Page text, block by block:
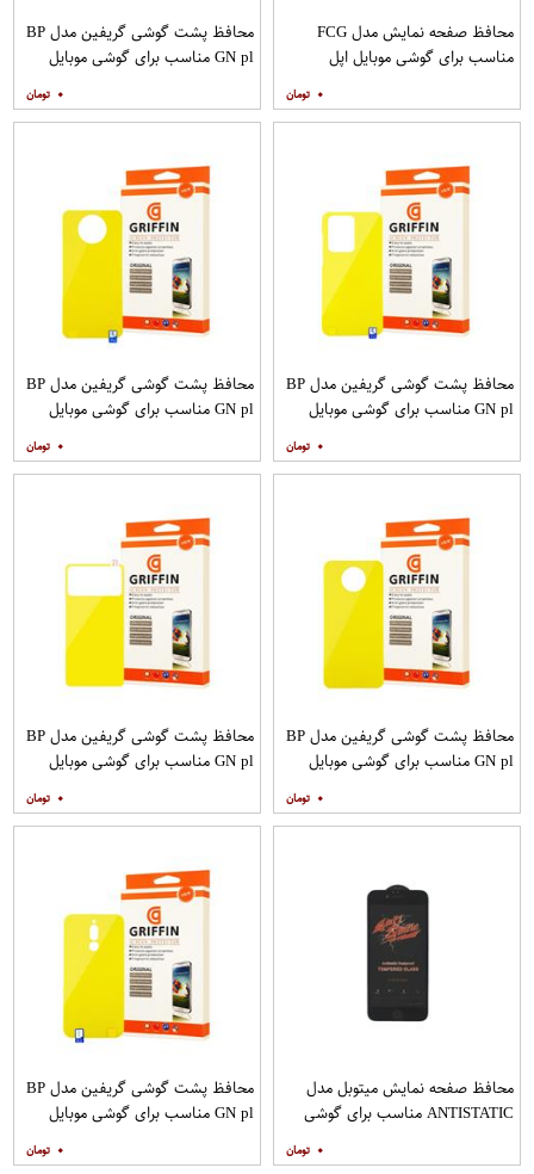
محافظ صفحه نمایش مدل FCG
مناسب برای گوشی موبایل اپل
۰
محافظ پشت گوشی گریفین مدل BP
GN pl مناسب برای گوشی موبایل
۰
محافظ پشت گوشی گریفین مدل BP
GN pl مناسب برای گوشی موبایل
۰
محافظ پشت گوشی گریفین مدل BP
GN pl مناسب برای گوشی موبایل
۰
محافظ پشت گوشی گریفین مدل BP
GN pl مناسب برای گوشی موبایل
۰
محافظ پشت گوشی گریفین مدل BP
GN pl مناسب برای گوشی موبایل
۰
محافظ صفحه نمایش میتوبل مدل
ANTISTATIC مناسب برای گوشی
۰
محافظ پشت گوشی گریفین مدل BP
GN pl مناسب برای گوشی موبایل
۰